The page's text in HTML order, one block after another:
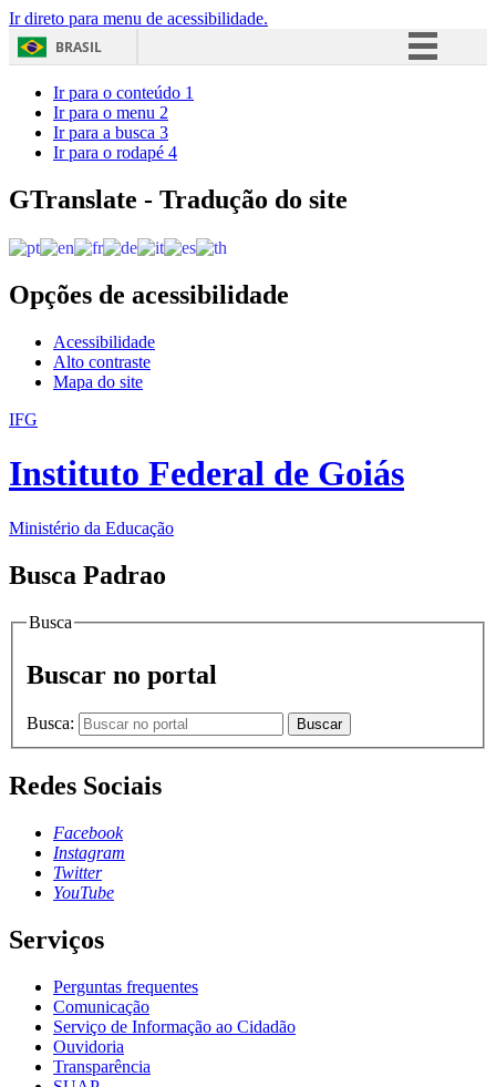
Ir direto para menu de acessibilidade.
BRASIL
Acesso à informação
Ir para o conteúdo 1
Ir para o menu 2
Ir para a busca 3
Ir para o rodapé 4
GTranslate - Tradução do site
Opções de acessibilidade
Acessibilidade
Alto contraste
Mapa do site
IFG
Instituto Federal de Goiás
Ministério da Educação
Busca Padrao
Busca
Buscar no portal
Busca: Buscar
Redes Sociais
Facebook
Instagram
Twitter
YouTube
Serviços
Perguntas frequentes
Comunicação
Serviço de Informação ao Cidadão
Ouvidoria
Transparência